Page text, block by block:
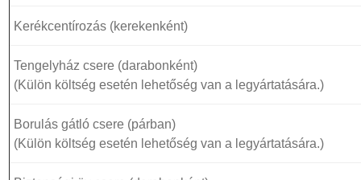
Kerékcentírozás (kerekenként)
Tengelyház csere (darabonként)
(Külön költség esetén lehetőség van a legyártatására.)
Borulás gátló csere (párban)
(Külön költség esetén lehetőség van a legyártatására.)